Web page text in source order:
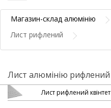
Магазин-склад алюмінію
Лист рифлений
Лист алюмінію рифлений
Лист рифлений квінтет